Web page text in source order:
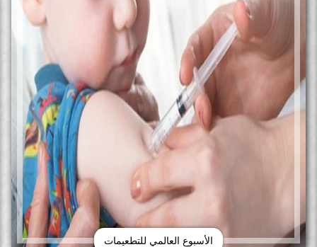
الأسبوع العالمي للتطعيمات